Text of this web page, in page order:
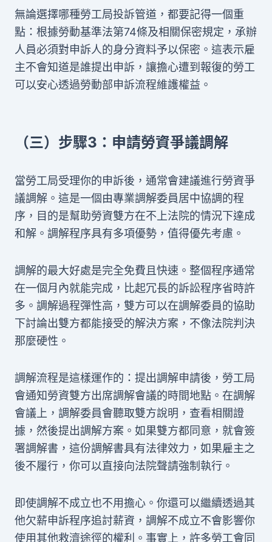
無論選擇哪種勞工局投訴管道，都要記得一個重
點：根據勞動基準法第74條及相關保密規定，承辦
人員必須對申訴人的身分資料予以保密。這表示雇
主不會知道是誰提出申訴，讓擔心遭到報復的勞工
可以安心透過勞動部申訴流程維護權益。
（三）步驟3：申請勞資爭議調解
當勞工局受理你的申訴後，通常會建議進行勞資爭
議調解。這是一個由專業調解委員居中協調的程
序，目的是幫助勞資雙方在不上法院的情況下達成
和解。調解程序具有多項優勢，值得優先考慮。
調解的最大好處是完全免費且快速。整個程序通常
在一個月內就能完成，比起冗長的訴訟程序省時許
多。調解過程彈性高，雙方可以在調解委員的協助
下討論出雙方都能接受的解決方案，不像法院判決
那麼硬性。
調解流程是這樣運作的：提出調解申請後，勞工局
會通知勞資雙方出席調解會議的時間地點。在調解
會議上，調解委員會聽取雙方說明，查看相關證
據，然後提出調解方案。如果雙方都同意，就會簽
署調解書，這份調解書具有法律效力，如果雇主之
後不履行，你可以直接向法院聲請強制執行。
即使調解不成立也不用擔心。你還可以繼續透過其
他欠薪申訴程序追討薪資，調解不成立不會影響你
使用其他救濟途徑的權利。事實上，許多勞工會同